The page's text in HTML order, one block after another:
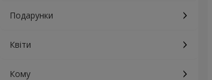
Подарунки
Квіти
Кому